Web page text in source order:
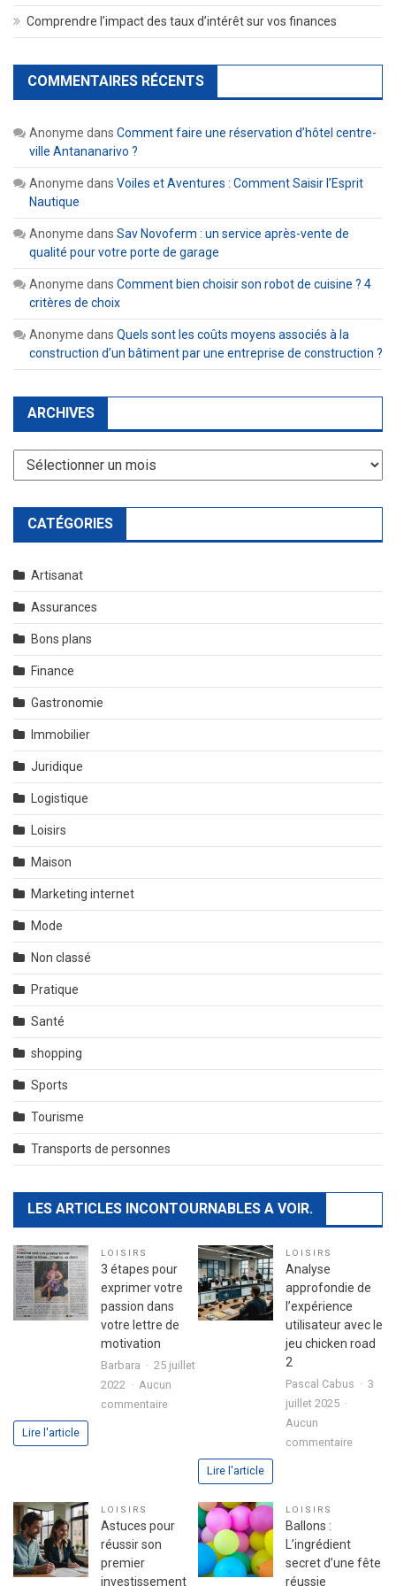
Comprendre l’impact des taux d’intérêt sur vos finances
COMMENTAIRES RÉCENTS
Anonyme dans Comment faire une réservation d’hôtel centre-
ville Antananarivo ?
Anonyme dans Voiles et Aventures : Comment Saisir l’Esprit
Nautique
Anonyme dans Sav Novoferm : un service après-vente de
qualité pour votre porte de garage
Anonyme dans Comment bien choisir son robot de cuisine ? 4
critères de choix
Anonyme dans Quels sont les coûts moyens associés à la
construction d’un bâtiment par une entreprise de construction ?
ARCHIVES
Archives
CATÉGORIES
Artisanat
Assurances
Bons plans
Finance
Gastronomie
Immobilier
Juridique
Logistique
Loisirs
Maison
Marketing internet
Mode
Non classé
Pratique
Santé
shopping
Sports
Tourisme
Transports de personnes
LES ARTICLES INCONTOURNABLES A VOIR.
LOISIRS
3 étapes pour
exprimer votre
passion dans
votre lettre de
motivation
Barbara
25 juillet
2022
Aucun
commentairesur
exprimer
passion
lettre
Lire l'article
LOISIRS
Analyse
approfondie de
l’expérience
utilisateur avec le
jeu chicken road
2
Pascal Cabus
3
juillet 2025
Aucun
commentairesur
avec
Lire l'article
LOISIRS
Astuces pour
réussir son
premier
investissement
LOISIRS
Ballons :
L’ingrédient
secret d’une fête
réussie